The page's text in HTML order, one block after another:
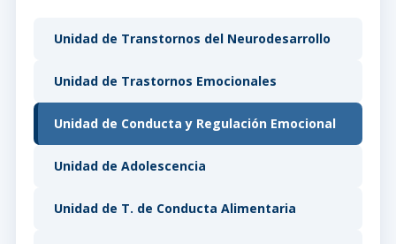
Unidad de Transtornos del Neurodesarrollo
Unidad de Trastornos Emocionales
Unidad de Conducta y Regulación Emocional
Unidad de Adolescencia
Unidad de T. de Conducta Alimentaria